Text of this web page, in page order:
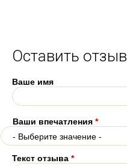
Оставить отзыв
Ваше имя
Ваши впечатления *
Текст отзыва *